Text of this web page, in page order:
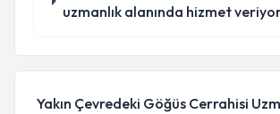
uzmanlık alanında hizmet
Yakın Çevredeki Göğüs Cerrahisi